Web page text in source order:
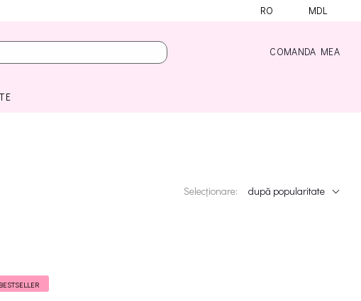
RO MDL
COMANDA MEA
Selecționare: după popularitate
BESTSELLER